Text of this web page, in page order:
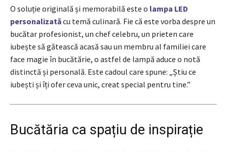
O soluție originală și memorabilă este o lampa LED
personalizatăcu temă culinară. Fie că este vorba despre un
bucătar profesionist, un chef celebru, un prieten care
iubește să gătească acasă sau un membru al familiei care
face magie în bucătărie, o astfel de lampă aduce o notă
distinctă și personală. Este cadoul care spune: „Știu ce
iubești și îți ofer ceva unic, creat special pentru tine.”
Bucătăria ca spațiu de inspirație